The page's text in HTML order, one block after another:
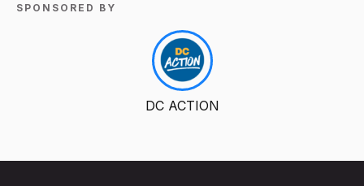
SPONSORED BY
DC ACTION